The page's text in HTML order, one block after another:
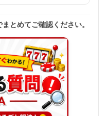
とめてご確認ください。